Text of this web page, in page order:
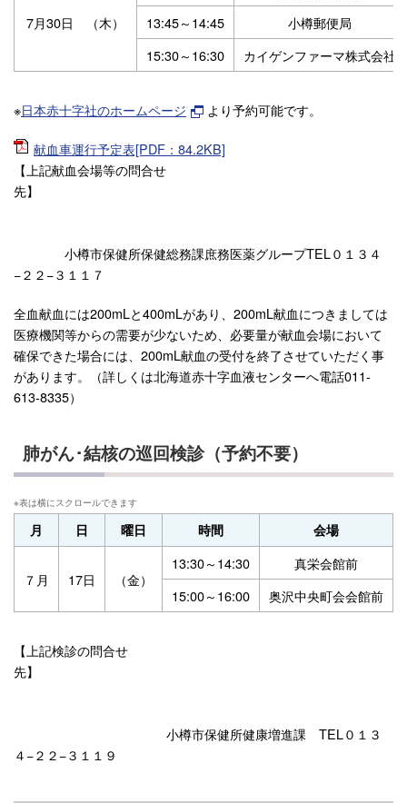
7月30日 （木）
13:45～14:45
小樽郵便局
15:30～16:30
カイゲンファーマ株式会社
※日本赤十字社のホームページ より予約可能です。
献血車運行予定表[PDF：84.2KB]
【上記献血会場等の問合せ
先】
小樽市保健所保健総務課庶務医薬グループTEL０１３４
−２２−３１１７
全血献血には200mLと400mLがあり、200mL献血につきましては
医療機関等からの需要が少ないため、必要量が献血会場において
確保できた場合には、200mL献血の受付を終了させていただく事
があります。（詳しくは北海道赤十字血液センターへ電話011-
613-8335）
肺がん･結核の巡回検診（予約不要）
月 日 曜日 時間 会場
７月 17日 （金）
13:30～14:30 真栄会館前
15:00～16:00
奥沢中央町会会館前
【上記検診の問合せ
先】
小樽市保健所健康増進課 TEL０１３
４−２２−３１１９